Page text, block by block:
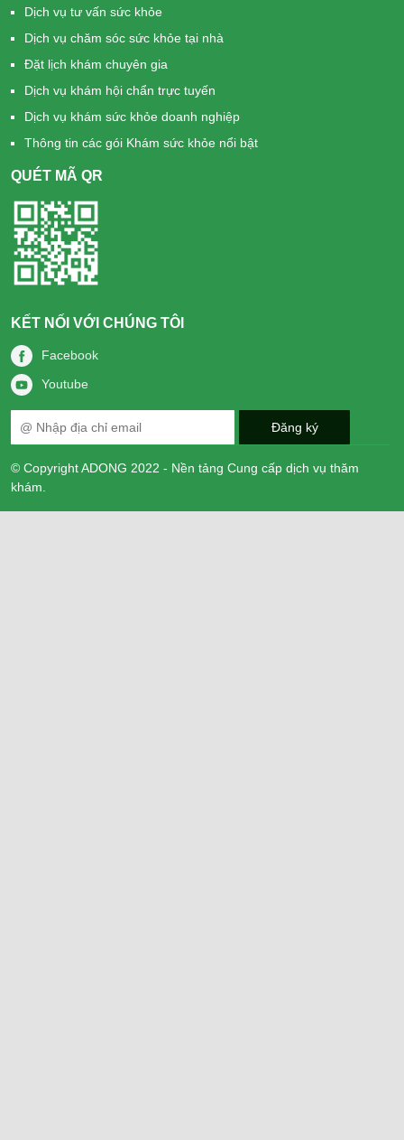
Dịch vụ tư vấn sức khỏe
Dịch vụ chăm sóc sức khỏe tại nhà
Đặt lịch khám chuyên gia
Dịch vụ khám hội chẩn trực tuyến
Dịch vụ khám sức khỏe doanh nghiệp
Thông tin các gói Khám sức khỏe nổi bật
QUÉT MÃ QR
KẾT NỐI VỚI CHÚNG TÔI
Facebook
Youtube
© Copyright ADONG 2022 - Nền tảng Cung cấp dịch vụ thăm
khám.